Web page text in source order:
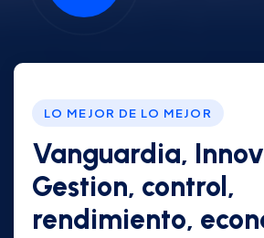
LO MEJOR DE LO MEJOR
Vanguardia,
Gestion, control,
rendimiento,